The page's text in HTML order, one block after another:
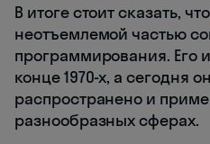
В итоге стоит сказать,
неотъемлемой частью
программирования. Его
конце 1970-х, а сегодня
распространено и
разнообразных сферах.